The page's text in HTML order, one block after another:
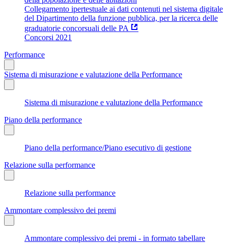
Collegamento ipertestuale ai dati contenuti nel sistema digitale
del Dipartimento della funzione pubblica, per la ricerca delle
graduatorie concorsuali delle PA
Concorsi 2021
Performance
Sistema di misurazione e valutazione della Performance
Sistema di misurazione e valutazione della Performance
Piano della performance
Piano della performance/Piano esecutivo di gestione
Relazione sulla performance
Relazione sulla performance
Ammontare complessivo dei premi
Ammontare complessivo dei premi - in formato tabellare